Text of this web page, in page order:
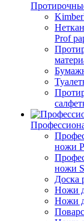
Prof
ножи
ножи
Доска
Ножи
Ножи